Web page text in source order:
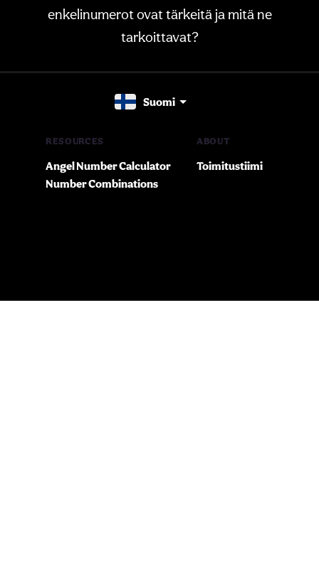
enkelinumerot ovat tärkeitä ja mitä ne
tarkoittavat?
Suomi
RESOURCES
Angel Number Calculator
Number Combinations
ABOUT
Toimitustiimi